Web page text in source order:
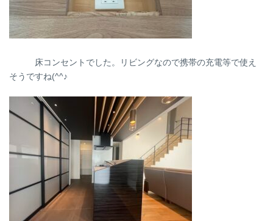
床コンセントでした。リビングなので携帯の充電等で使え
そうですね(^^♪